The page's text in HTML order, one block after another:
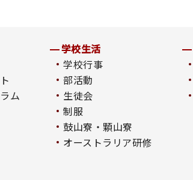
ム
学校生活
学校行事
部活動
生徒会
制服
鼓山寮・顆山寮
オーストラリア研修